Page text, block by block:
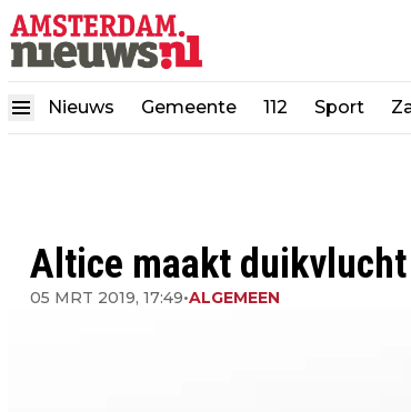
Nieuws Gemeente 112 Sport
Altice maakt
05 MRT 2019, 17:49•ALGEMEEN